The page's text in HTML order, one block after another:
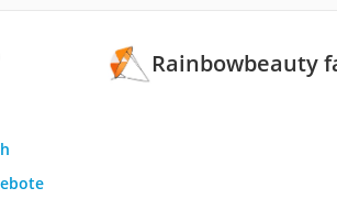
Rainbowbeauty